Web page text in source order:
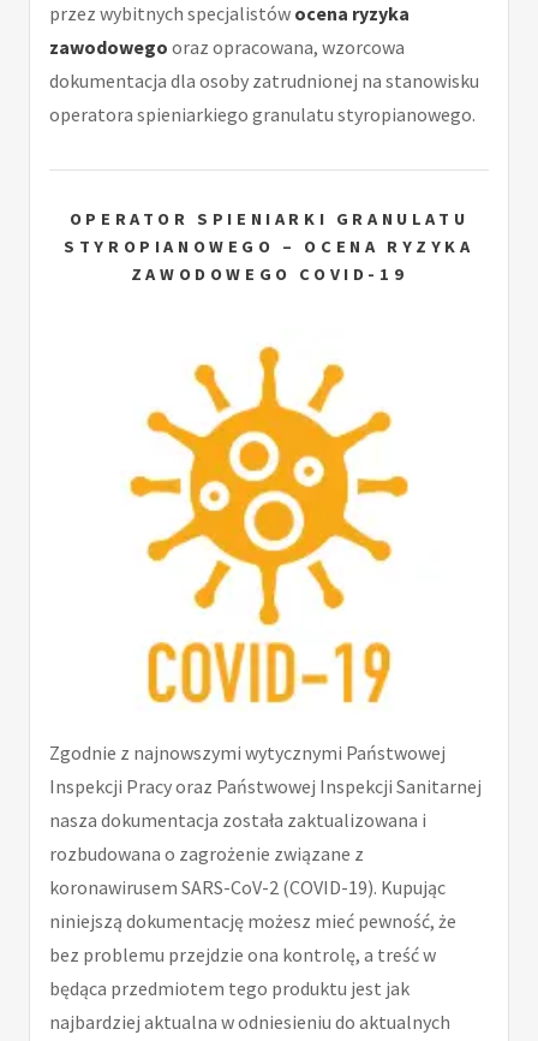
przez wybitnych specjalistów ocena ryzyka
zawodowego oraz opracowana, wzorcowa
dokumentacja dla osoby zatrudnionej na stanowisku
operatora spieniarkiego granulatu styropianowego.
OPERATOR SPIENIARKI GRANULATU
STYROPIANOWEGO – OCENA RYZYKA
ZAWODOWEGO COVID-19
Zgodnie z najnowszymi wytycznymi Państwowej
Inspekcji Pracy oraz Państwowej Inspekcji Sanitarnej
nasza dokumentacja została zaktualizowana i
rozbudowana o zagrożenie związane z
koronawirusem SARS-CoV-2 (COVID-19). Kupując
niniejszą dokumentację możesz mieć pewność, że
bez problemu przejdzie ona kontrolę, a treść w
będąca przedmiotem tego produktu jest jak
najbardziej aktualna w odniesieniu do aktualnych